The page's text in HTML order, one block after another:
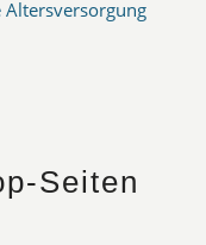
Altersversorgung
Seiten